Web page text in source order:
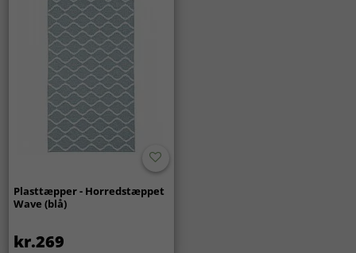
Plasttæpper - Horredstæppet
Wave (blå)
kr.269